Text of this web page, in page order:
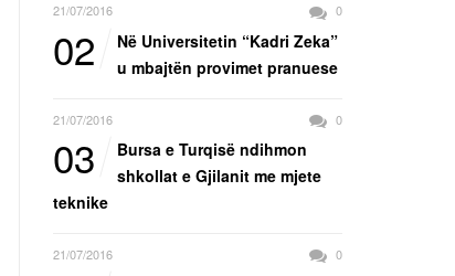
21/07/2016 0
02
Në Universitetin “Kadri Zeka”
u mbajtën provimet pranuese
21/07/2016 0
03
Bursa e Turqisë ndihmon
shkollat e Gjilanit me mjete
teknike
21/07/2016 0